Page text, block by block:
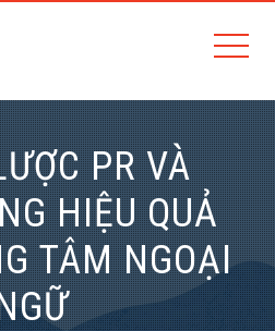
PR VÀ
HIỆU QUẢ
TÂM NGOẠI